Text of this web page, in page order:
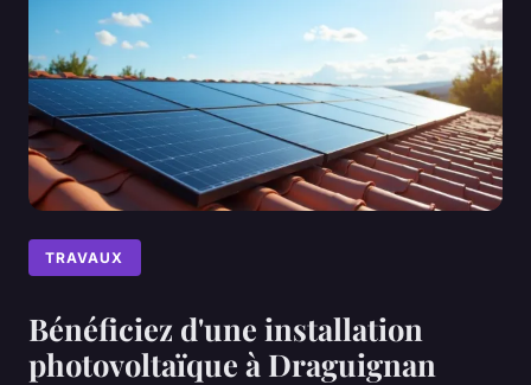
TRAVAUX
Bénéficiez d'une installation
photovoltaïque à Draguignan